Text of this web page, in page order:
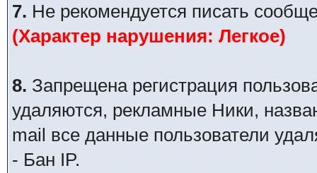
7. Не рекомендуется писать
(Характер нарушения: Легкое)
8. Запрещена регистрация
удаляются, рекламные Ники,
mail все данные пользователи
- Бан IP.